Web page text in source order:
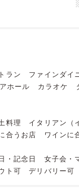
ラン ファインダイ
ホール カラオケ
料理 イタリアン（
合うお店 ワインに
・記念日 女子会・
ト可 デリバリー可